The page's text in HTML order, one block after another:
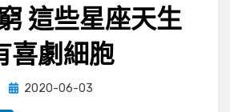
這些星座天生
喜劇細胞
by小編
Posted
2020-06-03